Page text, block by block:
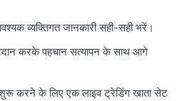
व्यक्तिगत जानकारी सही-सही भरें।
करके पहचान सत्यापन के साथ आगे
शुरू करने के लिए एक लाइव ट्रेडिंग खाता सेट